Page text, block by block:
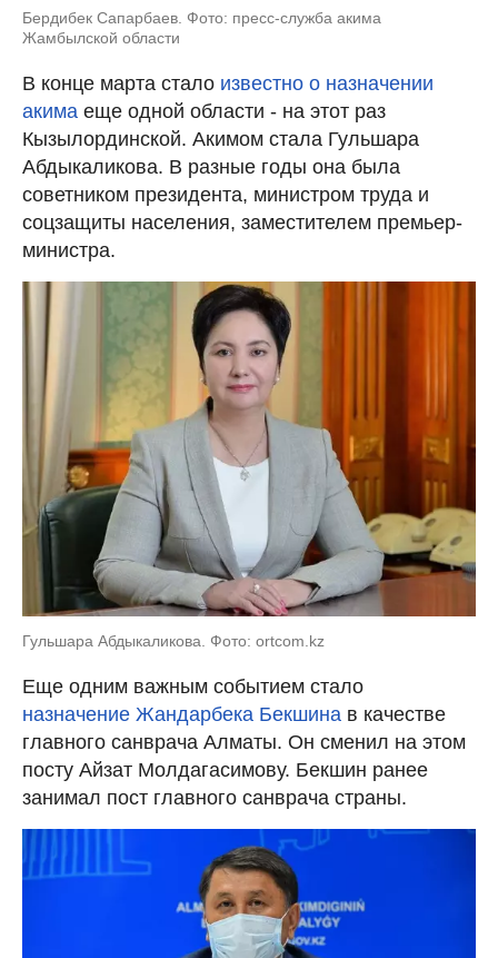
Бердибек Сапарбаев. Фото: пресс-служба акима
Жамбылской области
В конце марта стало известно о назначении
акима еще одной области - на этот раз
Кызылординской. Акимом стала Гульшара
Абдыкаликова. В разные годы она была
советником президента, министром труда и
соцзащиты населения, заместителем премьер-
министра.
Гульшара Абдыкаликова. Фото: ortcom.kz
Еще одним важным событием стало
назначение Жандарбека Бекшина в качестве
главного санврача Алматы. Он сменил на этом
посту Айзат Молдагасимову. Бекшин ранее
занимал пост главного санврача страны.